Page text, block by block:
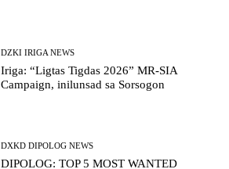
DZKI IRIGA NEWS
Iriga: “Ligtas Tigdas 2026” MR-SIA
Campaign, inilunsad sa Sorsogon
DXKD DIPOLOG NEWS
DIPOLOG: TOP 5 MOST WANTED